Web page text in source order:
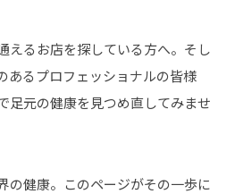
えるお店を探している方へ。そし
あるプロフェッショナルの皆様
足元の健康を見つめ直してみませ
の健康。このページがその一歩に